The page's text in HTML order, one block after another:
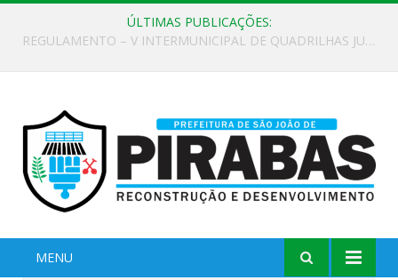
ÚLTIMAS PUBLICAÇÕES:
EDITAL DE CHAMAMENTO PÚBLICO Nº 02/2026
MENU